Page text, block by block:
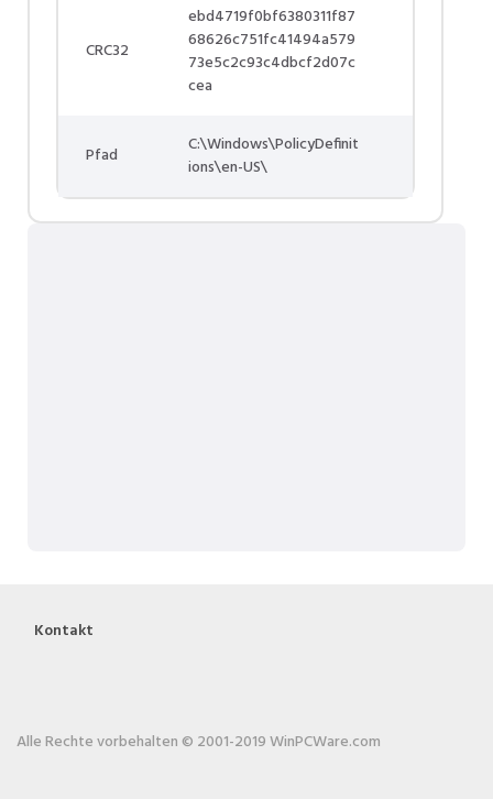
CRC32
ebd4719f0bf6380311f87
68626c751fc41494a579
73e5c2c93c4dbcf2d07c
cea
Pfad
C:\Windows\PolicyDefinit
ions\en-US\
Kontakt
Alle Rechte vorbehalten © 2001-2019 WinPCWare.com